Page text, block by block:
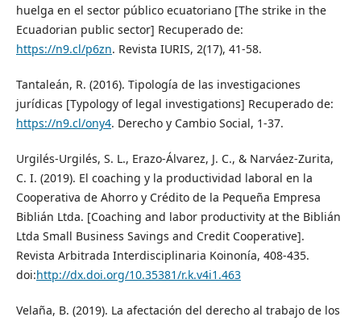
huelga en el sector público ecuatoriano [The strike in the
Ecuadorian public sector] Recuperado de:
https://n9.cl/p6zn. Revista IURIS, 2(17), 41-58.
Tantaleán, R. (2016). Tipología de las investigaciones
jurídicas [Typology of legal investigations] Recuperado de:
https://n9.cl/ony4. Derecho y Cambio Social, 1-37.
Urgilés-Urgilés, S. L., Erazo-Álvarez, J. C., & Narváez-Zurita,
C. I. (2019). El coaching y la productividad laboral en la
Cooperativa de Ahorro y Crédito de la Pequeña Empresa
Biblián Ltda. [Coaching and labor productivity at the Biblián
Ltda Small Business Savings and Credit Cooperative].
Revista Arbitrada Interdisciplinaria Koinonía, 408-435.
doi:http://dx.doi.org/10.35381/r.k.v4i1.463
Velaña, B. (2019). La afectación del derecho al trabajo de los